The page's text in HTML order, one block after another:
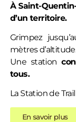
À Saint-
d’un territoire.
Grimpez
mètres
Une station
tous.
La Station de
En savoir plus